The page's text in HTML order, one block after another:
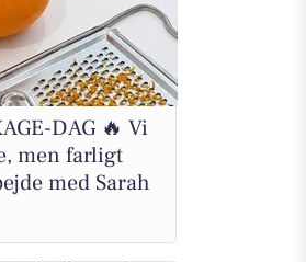
DAG 🔥 Vi
men farligt
med Sarah